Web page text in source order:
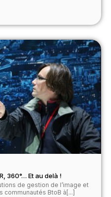
360°… Et au delà !
de gestion de l’image et
communautés BtoB à[...]